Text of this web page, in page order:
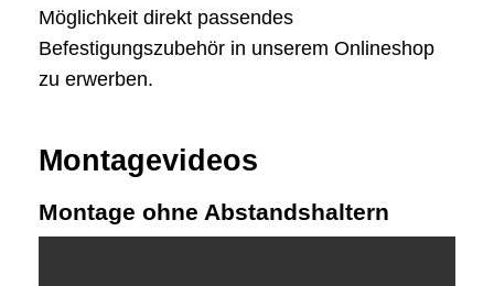
Möglichkeit direkt passendes
Befestigungszubehör in unserem Onlineshop
zu erwerben.
Montagevideos
Montage ohne Abstandshaltern